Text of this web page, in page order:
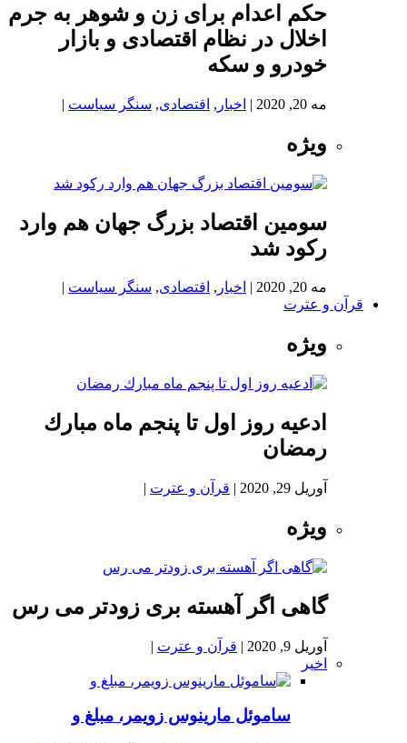
حکم اعدام برای زن و شوهر به جرم
اخلال در نظام اقتصادی و بازار
خودرو و سکه
مه 20, 2020 | اخبار , اقتصادی, سنگر سیاست |
ویژه
سومین اقتصاد بزرگ جهان هم وارد
رکود شد
مه 20, 2020 | اخبار , اقتصادی, سنگر سیاست |
قرآن و عترت
ویژه
ادعيه روز اول تا پنجم ماه مبارك
رمضان
آوریل 29, 2020 | قرآن و عترت |
ویژه
گاهی اگر آهسته بری زودتر می رس
آوریل 9, 2020 | قرآن و عترت |
اخیر
ساموئل مارینوس زویمر، مبلغ و